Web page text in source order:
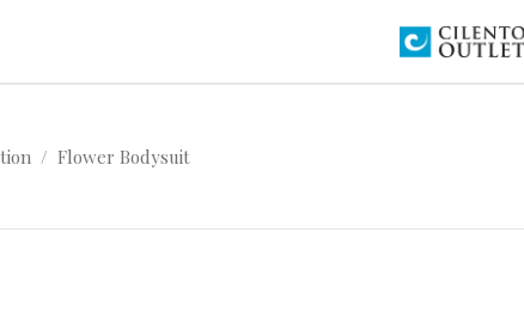
/ Flower Bodysuit